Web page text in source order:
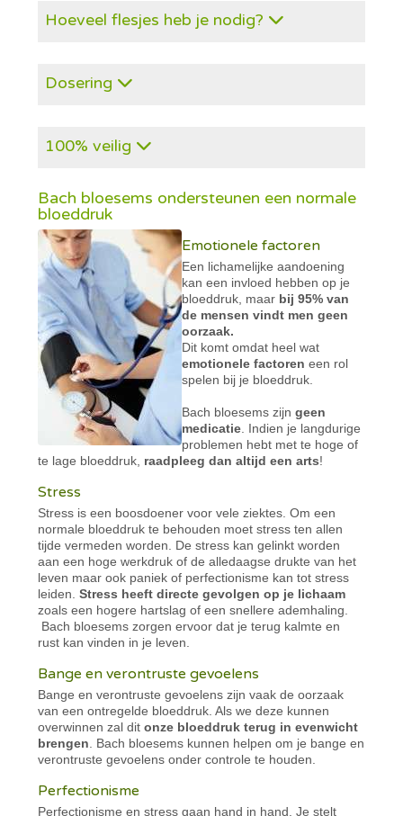
Hoeveel flesjes heb je nodig?
Dosering
100% veilig
Bach bloesems ondersteunen een normale
bloeddruk
Emotionele factoren
Een lichamelijke aandoening
kan een invloed hebben op je
bloeddruk, maar bij 95% van
de mensen vindt men geen
oorzaak.
Dit komt omdat heel wat
emotionele factoren een rol
spelen bij je bloeddruk.
Bach bloesems zijngeen
medicatie . Indien je langdurige
problemen hebt met te hoge of
te lage bloeddruk, raadpleeg dan altijd een arts!
Stress
Stress is een boosdoener voor vele ziektes. Om een
normale bloeddruk te behouden moet stress ten allen
tijde vermeden worden. De stress kan gelinkt worden
aan een hoge werkdruk of de alledaagse drukte van het
leven maar ook paniek of perfectionisme kan tot stress
leiden.Stress heeft directe gevolgen op je lichaam
zoals een hogere hartslag of een snellere ademhaling.
Bach bloesems zorgen ervoor dat je terug kalmte en
rust kan vinden in je leven.
Bange en verontruste gevoelens
Bange en verontruste gevoelens zijn vaak de oorzaak
van een ontregelde bloeddruk. Als we deze kunnen
overwinnen zal ditonze bloeddruk terug in evenwicht
brengen . Bach bloesems kunnen helpen om je bange en
verontruste gevoelens onder controle te houden.
Perfectionisme
Perfectionisme en stress gaan hand in hand. Je stelt